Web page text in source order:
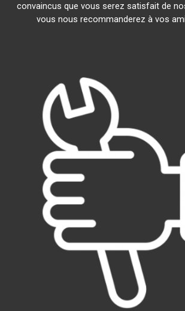
convaincus que vous serez satisfait de
vous nous recommanderez à vos